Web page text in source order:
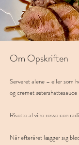
Om Opskriften
Serveret alene – eller som
og cremet østershattesauce
Risotto al vino rosso con
Når efteråret lægger sig